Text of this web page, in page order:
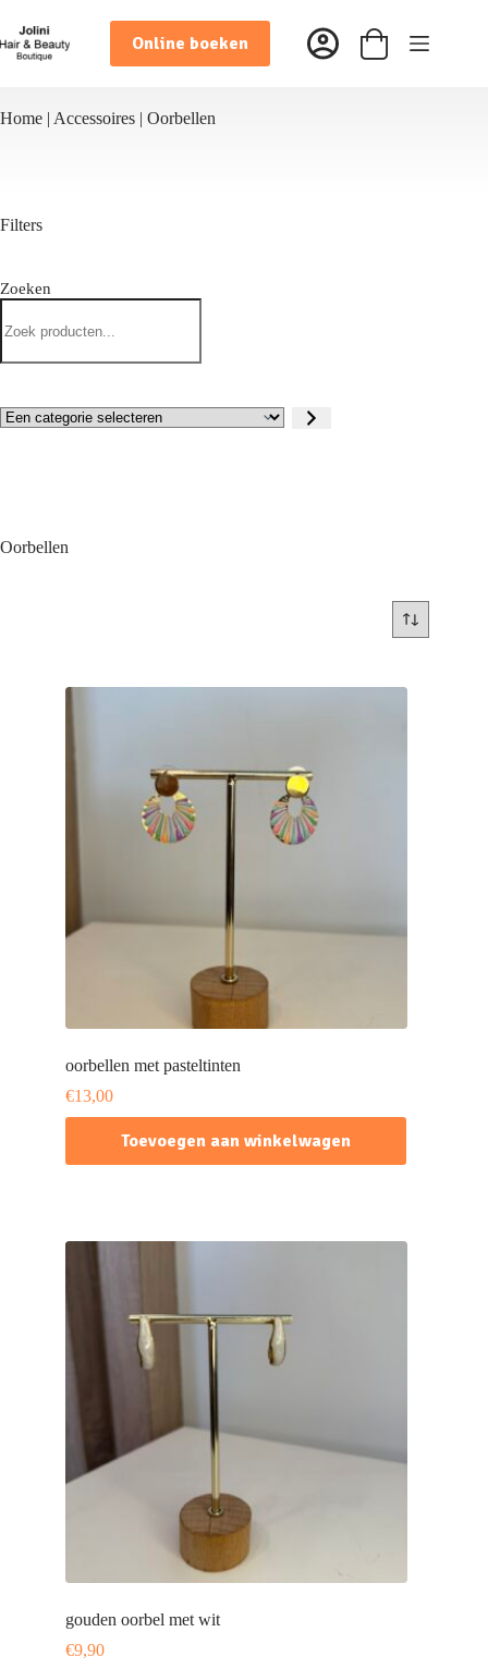
naar
de
inhoud
Online boeken Winkelwagen
Home | Accessoires | Oorbellen
Oorbellen
oorbellen met pasteltinten
€13,00
Toevoegen aan winkelwagen
gouden oorbel met wit
€9,90
Filters
Zoeken
Een
categorie